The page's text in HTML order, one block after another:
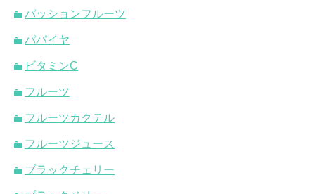
パッションフルーツ
パパイヤ
ビタミンC
フルーツ
フルーツカクテル
フルーツジュース
ブラックチェリー